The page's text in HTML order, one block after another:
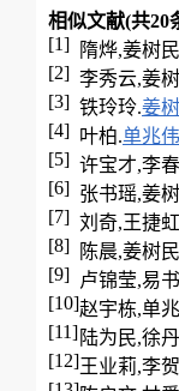
相似文献(共20
[1]
隋烨,姜树
[2] 李秀云,姜
[3] 铁玲玲.姜
[4] 叶柏.单兆
[5] 许宝才,李
[6] 张书瑶,姜
[7] 刘奇,王捷
[8]
陈晨,姜树
[9] 卢锦莹,易
[10]赵宇栋,单
[11]陆为民,徐
[12]王业莉,李